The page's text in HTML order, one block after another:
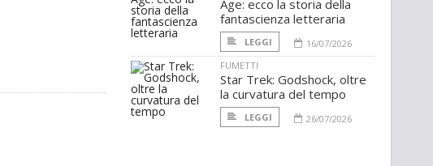
Age: ecco la storia della
fantascienza letteraria
LEGGI
16/07/2026
FUMETTI
Star Trek: Godshock, oltre
la curvatura del tempo
LEGGI 26/07/2026